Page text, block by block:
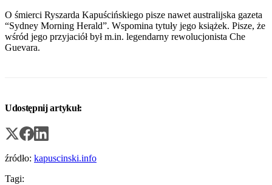
O śmierci Ryszarda Kapuścińskiego pisze nawet australijska gazeta
“Sydney Morning Herald”. Wspomina tytuły jego książek. Pisze, że
wśród jego przyjaciół był m.in. legendarny rewolucjonista Che
Guevara.
Udostępnij artykuł:
źródło: kapuscinski.info
Tagi: